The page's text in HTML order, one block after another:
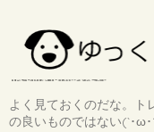
よく見ておくのだな。ト
の良いものではない(`･ω･